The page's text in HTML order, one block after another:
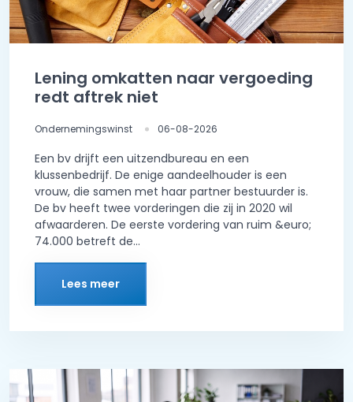
Lening omkatten naar vergoeding
redt aftrek niet
Ondernemingswinst 06-08-2026
Een bv drijft een uitzendbureau en een
klussenbedrijf. De enige aandeelhouder is een
vrouw, die samen met haar partner bestuurder is.
De bv heeft twee vorderingen die zij in 2020 wil
afwaarderen. De eerste vordering van ruim &euro;
74.000 betreft de...
Lees meer